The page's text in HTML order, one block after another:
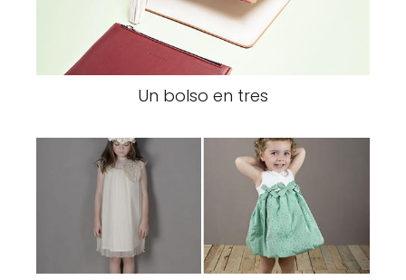
Un bolso en tres